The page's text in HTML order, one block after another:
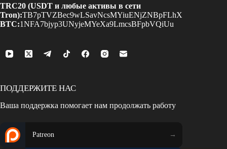
TRC20 (USDT и любые активы в сети
Tron):TB7pTVZBec9wLSavNcsMYiuENjZNBpFLhX
BTC:1NFA7bjyp3UNyjeMYeXa9LmcsBFpbVQiUu
ПОДДЕРЖИТЕ НАС
Ваша поддержка помогает нам продолжать работу
Patreon